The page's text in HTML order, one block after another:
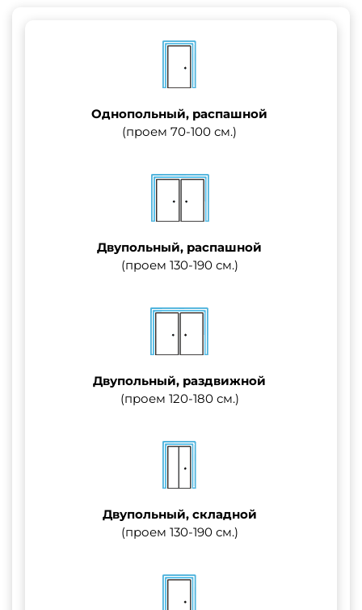
Однопольный, распашной
(проем 70-100 см.)
Двупольный, распашной
(проем 130-190 см.)
Двупольный, раздвижной
(проем 120-180 см.)
Двупольный, складной
(проем 130-190 см.)